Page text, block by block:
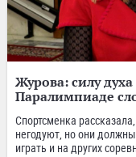
Журова: силу
Паралимпиаде
Спортсменка
негодуют, но они
играть и на других